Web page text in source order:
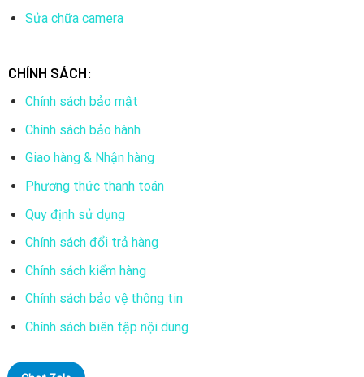
Sửa chữa camera
CHÍNH SÁCH:
Chính sách bảo mật
Chính sách bảo hành
Giao hàng & Nhận hàng
Phương thức thanh toán
Quy định sử dụng
Chính sách đổi trả hàng
Chính sách kiểm hàng
Chính sách bảo vệ thông tin
Chính sách biên tập nội dung